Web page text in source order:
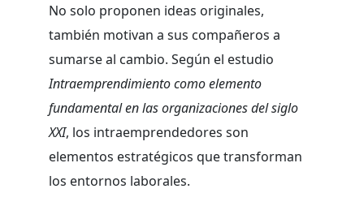
No solo proponen ideas originales,
también motivan a sus compañeros a
sumarse al cambio. Según el estudio
Intraemprendimiento como elemento
fundamental en las organizaciones del siglo
XXI, los intraemprendedores son
elementos estratégicos que transforman
los entornos laborales.